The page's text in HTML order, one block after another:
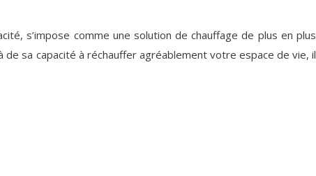
s’impose comme une solution de chauffage de plus en plus
sa capacité à réchauffer agréablement votre espace de vie, il